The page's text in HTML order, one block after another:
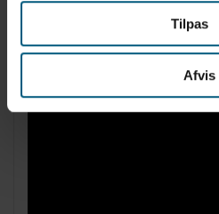
Tilpas
Afvis
Sælges i par á 2 stk